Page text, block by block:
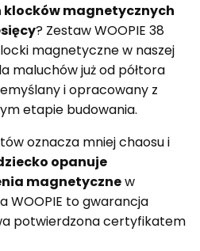
klocków magnetycznych
? Zestaw WOOPIE 38
magnetyczne w naszej
maluchów już od półtora
i opracowany z
etapie budowania.
oznacza mniej chaosu i
opanuje
magnetycznew
WOOPIE to gwarancja
potwierdzona certyfikatem